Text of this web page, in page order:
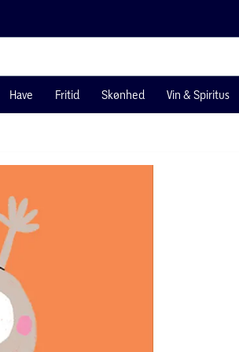
Have Fritid Skønhed Vin & Spiritus